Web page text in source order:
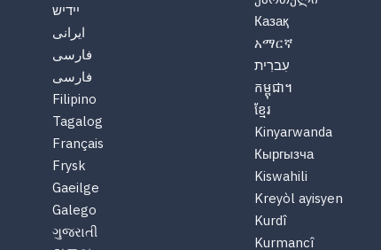
יידיש
ایرانی
فارسی
فارسی
Filipino
Tagalog
Français
Frysk
Gaeilge
Galego
ગુજરાતી
Казақ
አማርኛ
עִברִית
កម្ពុជា។
ខ្មែរ
Kinyarwanda
Кыргызча
Kiswahili
Kreyòl ayisyen
Kurdî
Kurmancî